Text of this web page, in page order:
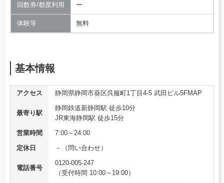
回数券/都度利用 ー
体験等 無料
基本情報
アクセス 静岡県静岡市葵区呉服町1丁目4-5 武田ビル5FMAP
最寄り駅
静岡鉄道新静岡駅 徒歩10分
JR東海静岡駅 徒歩15分
営業時間
7:00～24:00
定休日
－（問い合わせ）
電話番号
0120-005-247
（受付時間 10:00～19:00）